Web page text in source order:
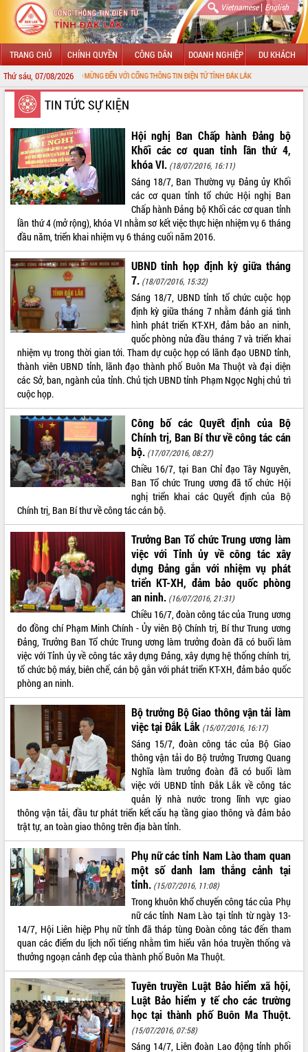
Vietnamese| English
TRANG CHỦ CHÍNH QUYỀN CÔNG DÂN DOANH NGHIỆP DU KHÁCH
Thứ sáu, 07/08/2026
CHÀO MỪNG ĐẾN VỚI CỔNG THÔNG TIN ĐIỆN TỬ TỈNH ĐẮK LẮK
GIỚI THIỆU
LÃNH ĐẠO UBND TỈNH
TIN TỨC SỰ KIỆN
SỞ, BAN, NGÀNH
THÔNG TIN CHỈ ĐẠO ĐIỀU HÀNH
HỆ THỐNG VĂN BẢN
VĂN BẢN HĐND TỈNH
ĐIỂM TIN VĂN BẢN
QUY HOẠCH - KẾ HOẠCH
VIDEO
Loading the player...
Khám bệnh, cấp phát thuốc miễn phí
và tặng quà người dân xã Cư Pui
Hội nghị UBND tỉnh Đắk Lắk thường kỳ
tháng 7/2026
Lễ truy tặng danh hiệu “Bà Mẹ Việt
Nam Anh hùng” và trao Huân chương
Lao động
UBND tỉnh Đắk Lắk triển khai nhiệm
Kỳ họp thứ Hai, Hội đồng nhân dân
tỉnh khóa XI quyết nghị nhiều nội dung
quan trọng
Bí thư Tỉnh ủy Lương Nguyễn Minh
Triết thăm, tặng quà người có công với
cách mạng
Rà soát, hoàn thiện hệ thống thiết chế
văn hóa, thể thao đáp ứng yêu cầu
phát triển mới
Thường trực HĐND tỉnh Đắk Lắk gặp
mặt Đoàn chuyên gia y tế TP. Hồ Chí
Minh
Lễ truy điệu và an táng hài cốt liệt sĩ
tại Nghĩa trang Liệt sĩ xã Sơn Hòa
Bàn giải pháp tháo gỡ khó khăn trong
xuất khẩu sầu riêng và triển khai quy
ALBUM ẢNH
LIÊN KẾT WEB
THỐNG KÊ TRUY CẬP
Hôm nay: 6080
Tất cả: 66051403
TIN TỨC SỰ KIỆN
Hội nghị Ban Chấp hành Đảng bộ
Khối các cơ quan tỉnh lần thứ 4,
khóa VI. (18/07/2016, 16:11)
Sáng 18/7, Ban Thường vụ Đảng ủy Khối
các cơ quan tỉnh tổ chức Hội nghị Ban
Chấp hành Đảng bộ Khối các cơ quan tỉnh
lần thứ 4 (mở rộng), khóa VI nhằm sơ kết việc thực hiện nhiệm vụ 6 tháng
đầu năm, triển khai nhiệm vụ 6 tháng cuối năm 2016.
UBND tỉnh họp định kỳ giữa tháng
7. (18/07/2016, 15:32)
Sáng 18/7, UBND tỉnh tổ chức cuộc họp
định kỳ giữa tháng 7 nhằm đánh giá tình
hình phát triển KT-XH, đảm bảo an ninh,
quốc phòng nửa đầu tháng 7 và triển khai
nhiệm vụ trong thời gian tới. Tham dự cuộc họp có lãnh đạo UBND tỉnh,
thành viên UBND tỉnh, lãnh đạo thành phố Buôn Ma Thuột và đại diện
các Sở, ban, ngành của tỉnh. Chủ tịch UBND tỉnh Phạm Ngọc Nghị chủ trì
cuộc họp.
Công bố các Quyết định của Bộ
Chính trị, Ban Bí thư về công tác cán
bộ. (17/07/2016, 08:27)
Chiều 16/7, tại Ban Chỉ đạo Tây Nguyên,
Ban Tổ chức Trung ương đã tổ chức Hội
nghị triển khai các Quyết định của Bộ
Chính trị, Ban Bí thư về công tác cán bộ.
Trưởng Ban Tổ chức Trung ương làm
việc với Tỉnh ủy về công tác xây
dựng Đảng gắn với nhiệm vụ phát
triển KT-XH, đảm bảo quốc phòng
an ninh. (16/07/2016, 21:31)
Chiều 16/7, đoàn công tác của Trung ương
do đồng chí Phạm Minh Chính - Ủy viên Bộ Chính trị, Bí thư Trung ương
Đảng, Trưởng Ban Tổ chức Trung ương làm trưởng đoàn đã có buổi làm
việc với Tỉnh ủy về công tác xây dựng Đảng, xây dựng hệ thống chính trị,
tổ chức bộ máy, biên chế, cán bộ gắn với phát triển KT-XH, đảm bảo quốc
phòng an ninh.
Bộ trưởng Bộ Giao thông vận tải làm
việc tại Đắk Lắk (15/07/2016, 16:17)
Sáng 15/7, đoàn công tác của Bộ Giao
thông vận tải do Bộ trưởng Trương Quang
Nghĩa làm trưởng đoàn đã có buổi làm
việc với UBND tỉnh Đắk Lắk về công tác
quản lý nhà nước trong lĩnh vực giao
thông vận tải, đầu tư phát triển kết cấu hạ tầng giao thông và đảm bảo
trật tự, an toàn giao thông trên địa bàn tỉnh.
Phụ nữ các tỉnh Nam Lào tham quan
một số danh lam thắng cảnh tại
tỉnh. (15/07/2016, 11:08)
Trong khuôn khổ chuyến công tác của Phụ
nữ các tỉnh Nam Lào tại tỉnh từ ngày 13-
14/7, Hội Liên hiệp Phụ nữ tỉnh đã tháp tùng Đoàn công tác đến tham
quan các điểm du lịch nổi tiếng nhằm tìm hiểu văn hóa truyền thống và
thưởng ngoạn cảnh đẹp của thành phố Buôn Ma Thuột.
Tuyên truyền Luật Bảo hiểm xã hội,
Luật Bảo hiểm y tế cho các trường
học tại thành phố Buôn Ma Thuột.
(15/07/2016, 07:58)
Sáng 14/7, Liên đoàn Lao động tỉnh phối